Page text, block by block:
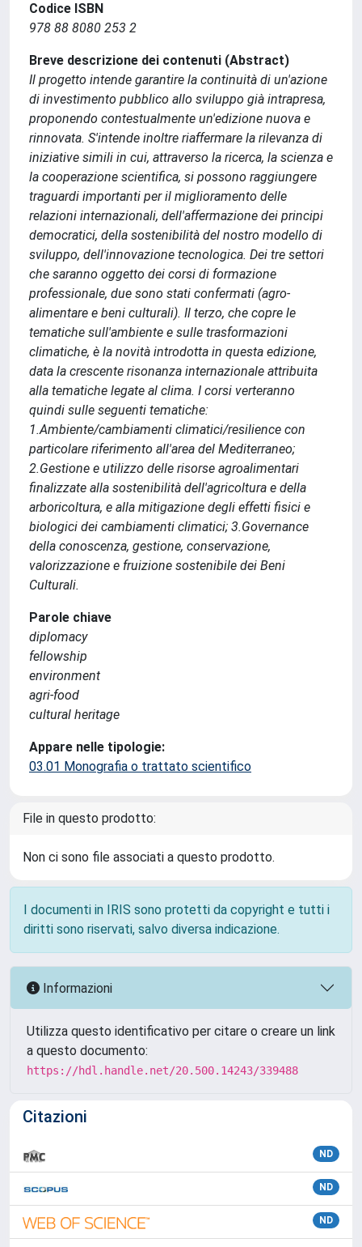
Codice ISBN
978 88 8080 253 2
Breve descrizione dei contenuti (Abstract)
Il progetto intende garantire la continuità di un'azione
di investimento pubblico allo sviluppo già intrapresa,
proponendo contestualmente un'edizione nuova e
rinnovata. S'intende inoltre riaffermare la rilevanza di
iniziative simili in cui, attraverso la ricerca, la scienza e
la cooperazione scientifica, si possono raggiungere
traguardi importanti per il miglioramento delle
relazioni internazionali, dell'affermazione dei principi
democratici, della sostenibilità del nostro modello di
sviluppo, dell'innovazione tecnologica. Dei tre settori
che saranno oggetto dei corsi di formazione
professionale, due sono stati confermati (agro-
alimentare e beni culturali). Il terzo, che copre le
tematiche sull'ambiente e sulle trasformazioni
climatiche, è la novità introdotta in questa edizione,
data la crescente risonanza internazionale attribuita
alla tematiche legate al clima. I corsi verteranno
quindi sulle seguenti tematiche:
1.Ambiente/cambiamenti climatici/resilience con
particolare riferimento all'area del Mediterraneo;
2.Gestione e utilizzo delle risorse agroalimentari
finalizzate alla sostenibilità dell'agricoltura e della
arboricoltura, e alla mitigazione degli effetti fisici e
biologici dei cambiamenti climatici; 3.Governance
della conoscenza, gestione, conservazione,
valorizzazione e fruizione sostenibile dei Beni
Culturali.
Parole chiave
diplomacy
fellowship
environment
agri-food
cultural heritage
Appare nelle tipologie:
03.01 Monografia o trattato scientifico
File in questo prodotto:
Non ci sono file associati a questo prodotto.
I documenti in IRIS sono protetti da copyright e tutti i
diritti sono riservati, salvo diversa indicazione.
Informazioni
Utilizza questo identificativo per citare o creare un link
a questo documento:
https://hdl.handle.net/20.500.14243/339488
Citazioni
ND
ND
ND